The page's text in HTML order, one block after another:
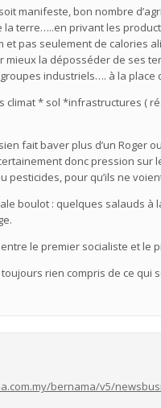
manifeste, bon nombre
la terre…..en privant les
pas seulement de calories
mieux la déposséder de ses
industriels…. à la
climat * sol *infrastructures (
fait baver plus d’un Roger
donc pression sur
pour qu’ils ne
boulot : quelques salauds
le premier socialiste et le
toujours rien compris de ce
bernama/v5/